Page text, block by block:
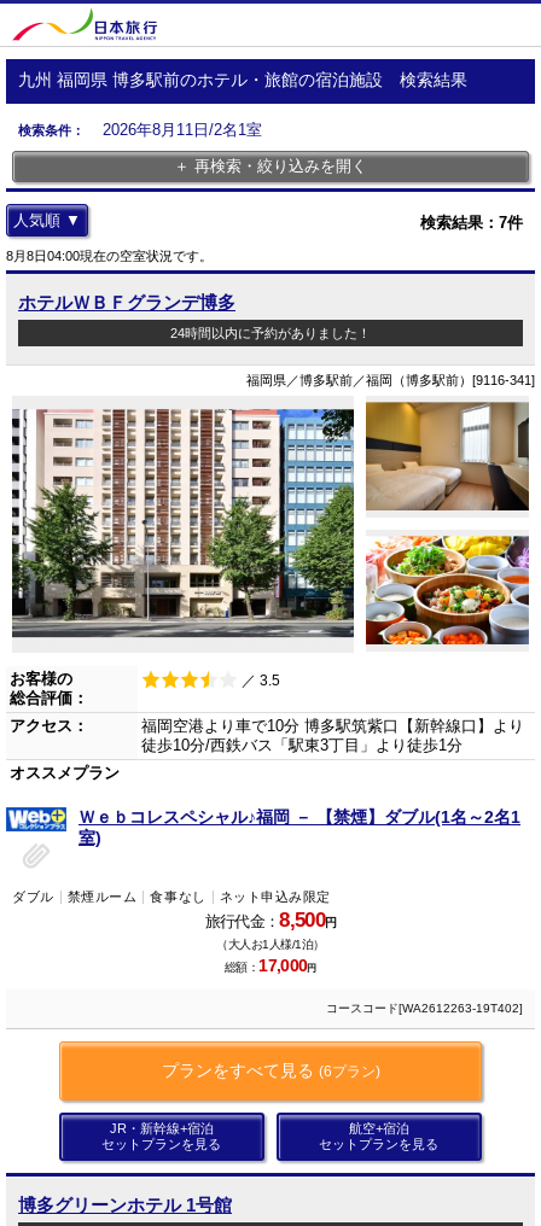
九州 福岡県 博多駅前のホテル・旅館の宿泊施設 検索結果
検索条件：
2026年8月11日/2名1室
＋ 再検索・絞り込みを開く
検索結果： 7件
人気順 ▼
8月8日04:00現在の空室状況です。
ホテルＷＢＦグランデ博多
24時間以内に予約がありました！
福岡県／博多駅前／福岡（博多駅前）[9116-341]
お客様の
総合評価：
／ 3.5
アクセス：
福岡空港より車で10分 博多駅筑紫口【新幹線口】より
徒歩10分/西鉄バス「駅東3丁目」より徒歩1分
オススメプラン
Ｗｅｂコレスペシャル♪福岡 － 【禁煙】ダブル(1名～2名1
室)
ダブル 禁煙ルーム 食事なし ネット申込み限定
旅行代金：8,500円
（大人お1人様/1泊）
総額： 17,000円
コースコード[WA2612263-19T402]
プランをすべて見る (6プラン)
JR・新幹線+宿泊
セットプランを見る
航空+宿泊
セットプランを見る
博多グリーンホテル 1号館